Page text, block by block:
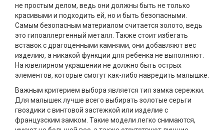
не простым делом, ведь они должны быть не только
красивыми и подходить ей, но и быть безопасными.
Самым безопасным материалом считается золото, ведь
это гипоаллергенный металл. Также стоит избегать
вставок с драгоценными камнями, они добавляют вес
изделию, а никакой функции для ребенка не выполняют.
На ювелирном украшении не должно быть острых
элементов, которые смогут как-либо навредить малышке.
Важным критерием выбора является тип замка сережки.
Для малышек лучше всего выбирать золотые серьги
гвоздики с винтовой застежкой или изделие с
французским замком. Такие модели легко снимаются,